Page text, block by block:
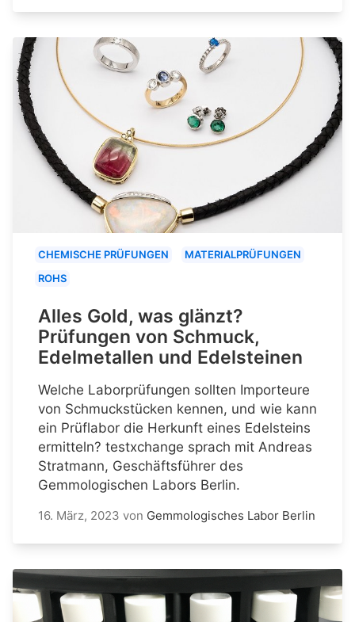
CHEMISCHE PRÜFUNGEN
MATERIALPRÜFUNGEN
ROHS
Alles Gold, was glänzt?
Prüfungen von Schmuck,
Edelmetallen und Edelsteinen
Welche Laborprüfungen sollten Importeure
von Schmuckstücken kennen, und wie kann
ein Prüflabor die Herkunft eines Edelsteins
ermitteln? testxchange sprach mit Andreas
Stratmann, Geschäftsführer des
Gemmologischen Labors Berlin.
16. März, 2023 von Gemmologisches Labor Berlin